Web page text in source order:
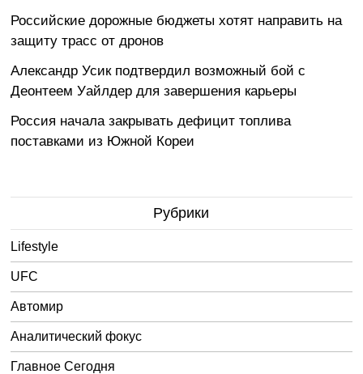
Российские дорожные бюджеты хотят направить на
защиту трасс от дронов
Александр Усик подтвердил возможный бой с
Деонтеем Уайлдер для завершения карьеры
Россия начала закрывать дефицит топлива
поставками из Южной Кореи
Рубрики
Lifestyle
UFC
Автомир
Аналитический фокус
Главное Сегодня